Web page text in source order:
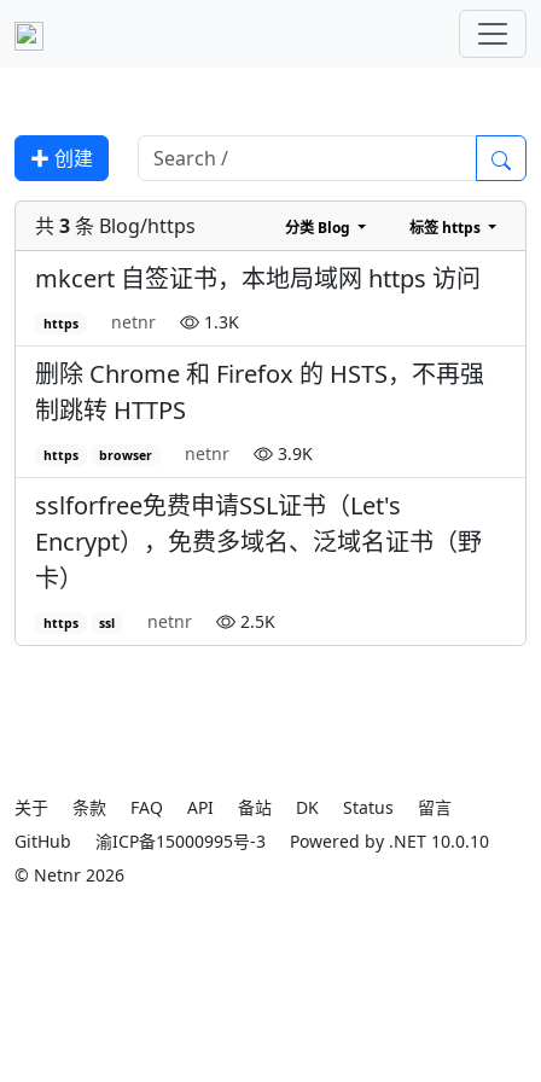
✚ 创建
共3条 Blog/https 分类 Blog 标签 https
mkcert 自签证书，本地局域网 https 访问
https netnr 1.3K
删除 Chrome 和 Firefox 的 HSTS，不再强
制跳转 HTTPS
https browser netnr 3.9K
sslforfree免费申请SSL证书（Let's
Encrypt），免费多域名、泛域名证书（野
卡）
https ssl netnr 2.5K
关于 条款 FAQ API 备站 DK Status
留言
GitHub
渝ICP备15000995号-3
Powered by .NET 10.0.10
© Netnr 2026